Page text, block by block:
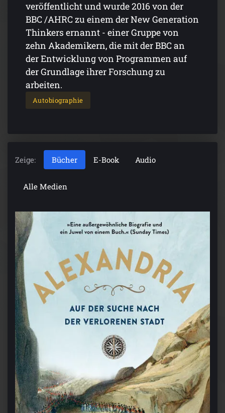
veröffentlicht und wurde 2016 von der
BBC /AHRC zu einem der New Generation
Thinkers ernannt - einer Gruppe von
zehn Akademikern, die mit der BBC an
der Entwicklung von Programmen auf
der Grundlage ihrer Forschung zu
arbeiten.
Autobiographie
Zeige: Bücher E-Book Audio
Alle Medien